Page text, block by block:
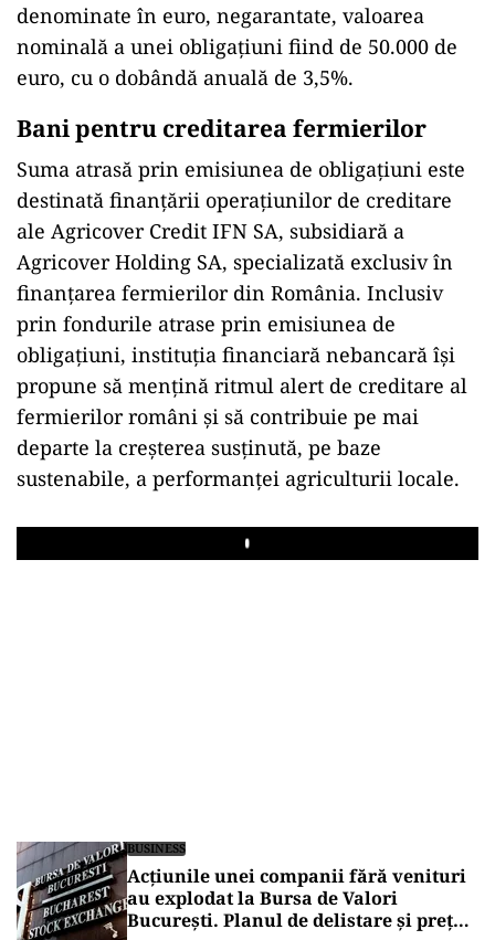
denominate în euro, negarantate, valoarea
nominală a unei obligaţiuni fiind de 50.000 de
euro, cu o dobândă anuală de 3,5%.
Bani pentru creditarea fermierilor
Suma atrasă prin emisiunea de obligaţiuni este
destinată finanţării operaţiunilor de creditare
ale Agricover Credit IFN SA, subsidiară a
Agricover Holding SA, specializată exclusiv în
finanţarea fermierilor din România. Inclusiv
prin fondurile atrase prin emisiunea de
obligaţiuni, instituţia financiară nebancară îşi
propune să menţină ritmul alert de creditare al
fermierilor români şi să contribuie pe mai
departe la creşterea susţinută, pe baze
sustenabile, a performanţei agriculturii locale.
Play
BUSINESS
Acțiunile unei companii fără venituri
au explodat la Bursa de Valori
București. Planul de delistare și prețul